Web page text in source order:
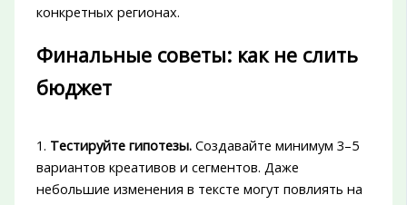
конкретных регионах.
Финальные советы: как не слить
бюджет
1. Тестируйте гипотезы.Создавайте минимум 3–5
вариантов креативов и сегментов. Даже
небольшие изменения в тексте могут повлиять на